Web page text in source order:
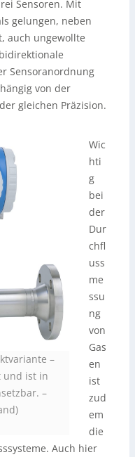
Sensoren. Mit
gelungen, neben
auch ungewollte
Sensoranordnung
von der
gleichen Präzision.
–
und ist in
–
Wic
hti
g
bei
der
Dur
chfl
uss
me
ssu
ng
von
Gas
en
ist
zud
em
die
Auch hier